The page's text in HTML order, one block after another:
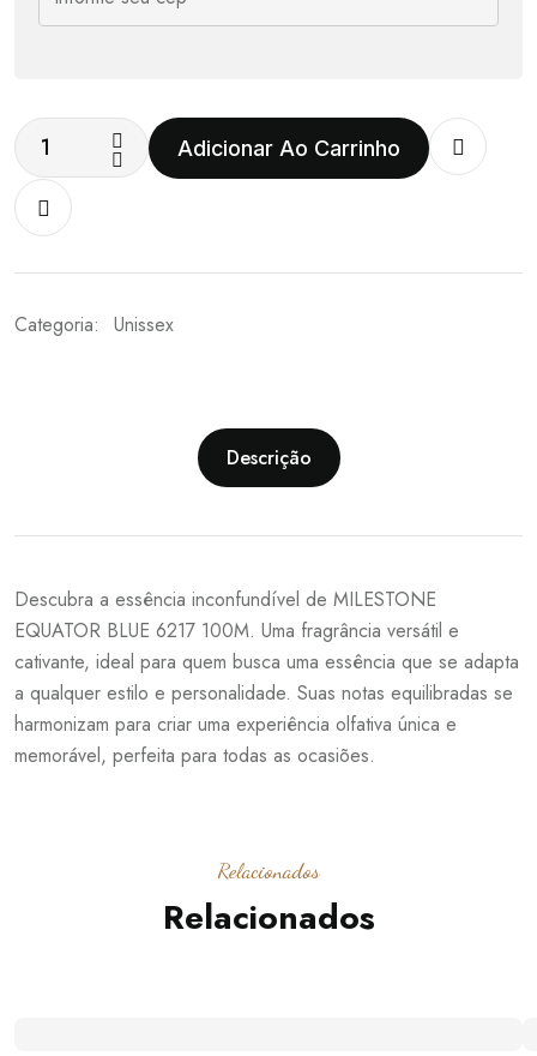
Adicionar Ao Carrinho
Categoria: Unissex
Descrição
Descubra a essência inconfundível de MILESTONE
EQUATOR BLUE 6217 100M. Uma fragrância versátil e
cativante, ideal para quem busca uma essência que se adapta
a qualquer estilo e personalidade. Suas notas equilibradas se
harmonizam para criar uma experiência olfativa única e
memorável, perfeita para todas as ocasiões.
Relacionados
Relacionados